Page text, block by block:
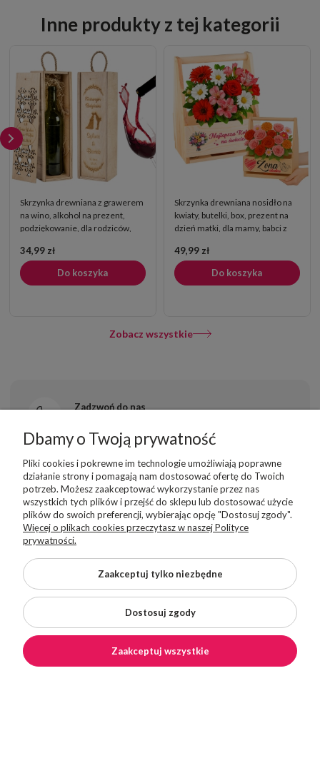
Inne produkty z tej kategorii
Skrzynka drewniana z grawerem
na wino, alkohol na prezent,
podziękowanie, dla rodziców,
34,99 zł
Do koszyka
Skrzynka drewniana nosidło na
kwiaty, butelki, box, prezent na
dzień matki, dla mamy, babci z
49,99 zł
Do koszyka
Zobacz wszystkie
Zadzwoń do nas
Napisz do nas
sklep@superbutelki.pl
Odwiedź nasze Social Media
INFORMACJE PODSTAWOWE
Dbamy o Twoją prywatność
Pliki cookies i pokrewne im technologie umożliwiają poprawne
działanie strony i pomagają nam dostosować ofertę do Twoich
potrzeb. Możesz zaakceptować wykorzystanie przez nas
wszystkich tych plików i przejść do sklepu lub dostosować użycie
plików do swoich preferencji, wybierając opcję "Dostosuj zgody".
Więcej o plikach cookies przeczytasz w naszej Polityce
prywatności.
Zaakceptuj tylko niezbędne
Dostosuj zgody
Zaakceptuj wszystkie